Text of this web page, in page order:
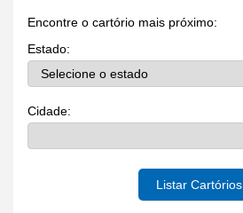
Encontre o cartório mais próximo:
Estado:
Cidade:
Listar Cartórios